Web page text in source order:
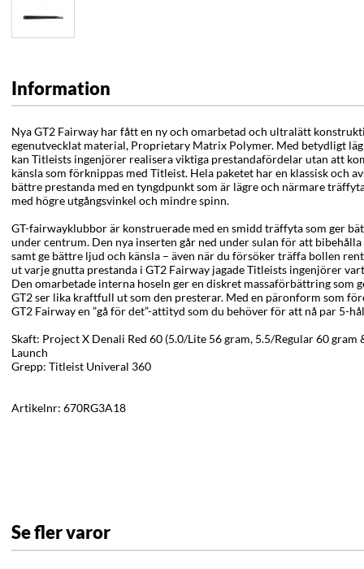
Information
Nya GT2 Fairway har fått en ny och omarbetad och ultralätt
egenutvecklat material, Proprietary Matrix Polymer. Med betydligt
kan Titleists ingenjörer realisera viktiga prestandafördelar utan att
känsla som förknippas med Titleist. Hela paketet har en klassisk och
bättre prestanda med en tyngdpunkt som är lägre och närmare
med högre utgångsvinkel och mindre spinn.
GT-fairwayklubbor är konstruerade med en smidd träffyta som ger
under centrum. Den nya inserten går ned under sulan för att
samt ge bättre ljud och känsla – även när du försöker träffa bollen
ut varje gnutta prestanda i GT2 Fairway jagade Titleists ingenjörer
Den omarbetade interna hoseln ger en diskret massaförbättring som
GT2 ser lika kraftfull ut som den presterar. Med en päronform som
GT2 Fairway en ”gå för det”-attityd som du behöver för att nå par 5-
Skaft: Project X Denali Red 60 (5.0/Lite 56 gram, 5.5/Regular 60
Launch
Grepp: Titleist Univeral 360
Artikelnr: 670RG3A18
Se fler varor